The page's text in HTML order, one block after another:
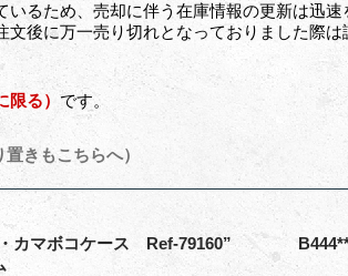
るため、売却に伴う在庫情報の更新は迅
後に万一売り切れとなっておりました際
る） です。
きもこちらへ）
カマボコケース Ref-79160”